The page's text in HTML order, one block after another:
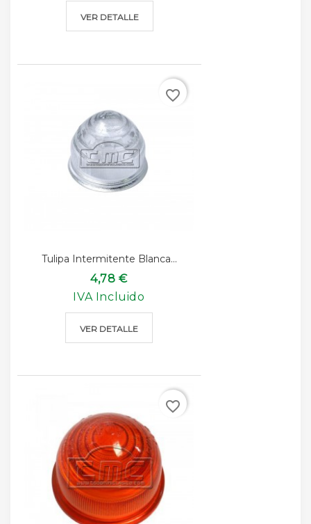
VER DETALLE
Tulipa Intermitente Blanca...
4,78 €
IVA Incluido
VER DETALLE
favorite_border
favorite_border